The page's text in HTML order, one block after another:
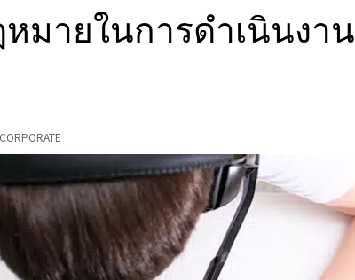
มายในการดำเนินงาน